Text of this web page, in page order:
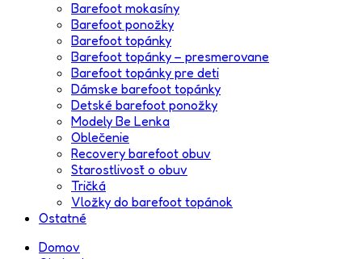
Barefoot mokasíny
Barefoot ponožky
Barefoot topánky
Barefoot topánky – presmerovane
Barefoot topánky pre deti
Dámske barefoot topánky
Detské barefoot ponožky
Modely Be Lenka
Oblečenie
Recovery barefoot obuv
Starostlivosť o obuv
Tričká
Vložky do barefoot topánok
Ostatné
Domov